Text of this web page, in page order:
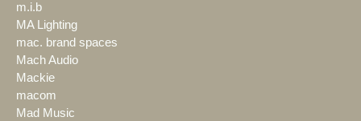
m.i.b
MA Lighting
mac. brand spaces
Mach Audio
Mackie
macom
Mad Music